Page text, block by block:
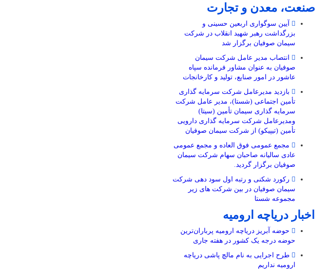
صنعت، معدن و تجارت
آیین سوگواری اربعین حسینی و
بزرگداشت رهبر شهید انقلاب در شرکت
سیمان صوفیان برگزار شد
انتصاب مدیر عامل شرکت سیمان
صوفیان به عنوان مشاور فرمانده سپاه
عاشور در امور صنایع، تولید و کارخانجات
بازدید مدیرعامل شرکت سرمایه گذاری
تأمین اجتماعی (شستا)، مدیر عامل شرکت
سرمایه گذاری سیمان تأمین (سیتا)
ومدیرعامل شرکت سرمایه گذاری دارویی
تأمین (تیپیکو) از شرکت سیمان صوفیان
مجمع عمومی فوق العاده و مجمع عمومی
عادی سالیانه صاحبان سهام شرکت سیمان
صوفیان برگزار گردید.
رکورد شکنی و رتبه اول سود دهی شرکت
سیمان صوفیان در بین شرکت های زیر
مجموعه شستا
اخبار دریاچه ارومیه
حوضه آبریز دریاچه ارومیه پرباران‌ترین
حوضه‌ درجه یک کشور در هفته جاری
طرح اجرایی به نام مالچ پاشی دریاچه
ارومیه نداریم